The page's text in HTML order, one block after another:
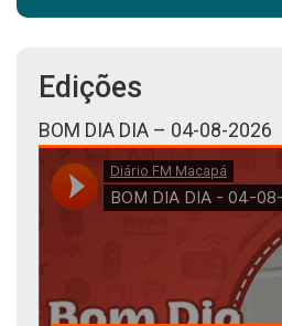
Edições
BOM DIA DIA – 04-08-2026